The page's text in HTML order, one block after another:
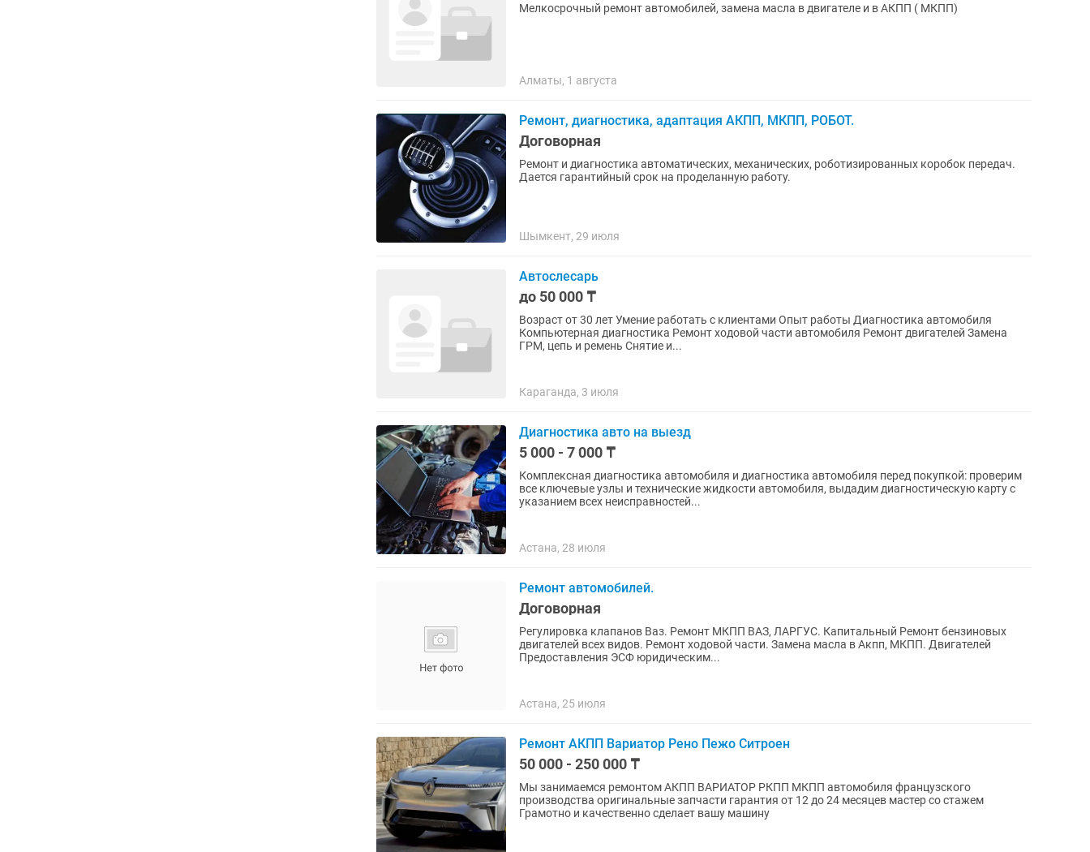
Мелкосрочный ремонт автомобилей, замена масла в двигателе и в АКПП ( МКПП)
Алматы, 1 августа
Ремонт, диагностика, адаптация АКПП, МКПП, РОБОТ.
Договорная
Ремонт и диагностика автоматических, механических, роботизированных коробок передач.
Дается гарантийный срок на проделанную работу.
Шымкент, 29 июля
Автослесарь
до 50 000 ₸
Возраст от 30 лет Умение работать с клиентами Опыт работы Диагностика автомобиля
Компьютерная диагностика Ремонт ходовой части автомобиля Ремонт двигателей Замена
ГРМ, цепь и ремень Снятие и...
Караганда, 3 июля
Диагностика авто на выезд
5 000 - 7 000 ₸
Комплексная диагностика автомобиля и диагностика автомобиля перед покупкой: проверим
все ключевые узлы и технические жидкости автомобиля, выдадим диагностическую карту с
указанием всех неисправностей...
Астана, 28 июля
Ремонт автомобилей.
Договорная
Регулировка клапанов Ваз. Ремонт МКПП ВАЗ, ЛАРГУС. Капитальный Ремонт бензиновых
двигателей всех видов. Ремонт ходовой части. Замена масла в Акпп, МКПП. Двигателей
Предоставления ЭСФ юридическим...
Астана, 25 июля
Ремонт АКПП Вариатор Рено Пежо Ситроен
50 000 - 250 000 ₸
Мы занимаемся ремонтом АКПП ВАРИАТОР РКПП МКПП автомобиля французского
производства оригинальные запчасти гарантия от 12 до 24 месяцев мастер со стажем
Грамотно и качественно сделает вашу машину